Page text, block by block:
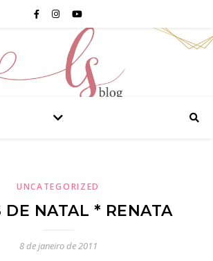
UNCATEGORIZED
DE NATAL * RENATA
8 de janeiro de 2011